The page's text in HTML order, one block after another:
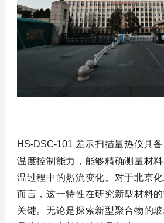
HS-DSC-101 差示扫描量热仪具
温度控制能力，能够精确测量材
温过程中的热流变化。对于北京
而言，这一特性在研究新型材料
关键。无论是探索新型聚合物的